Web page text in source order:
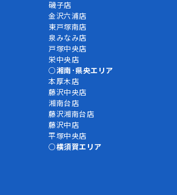
磯子店
金沢六浦店
東戸塚南店
泉みなみ店
戸塚中央店
栄中央店
湘南･県央エリア
本厚木店
藤沢中央店
湘南台店
藤沢湘南台店
藤沢中店
平塚中央店
横須賀エリア